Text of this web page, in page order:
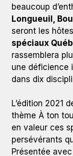
beaucoup
Longueuil,
seront les
spéciaux
rassemblera
une déficience
dans dix
L’édition 2021
thème À ton
en valeur ces
persévérants
Présentée